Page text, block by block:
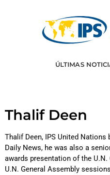
ÚLTIMAS
Thalif Deen
Thalif Deen, IPS United
Daily News, he was also a
awards presentation of the
U.N. General Assembly